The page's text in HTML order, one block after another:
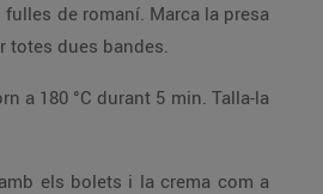
fulles de romaní. Marca la presa
per totes dues bandes.
°C durant 5 min. Talla-la
bolets i la crema com a